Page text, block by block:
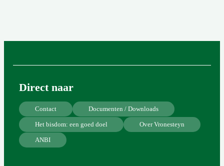
Direct naar
Contact Documenten / Downloads
Het bisdom: een goed doel Over Vronesteyn
ANBI